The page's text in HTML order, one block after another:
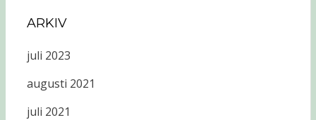
ARKIV
juli 2023
augusti 2021
juli 2021